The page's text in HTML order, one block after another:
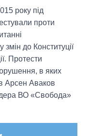
року під
проти
змін до Конституції
Протести
в яких
Арсен Аваков
ВО «Свобода»